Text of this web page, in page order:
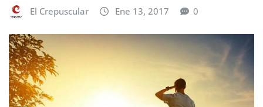
El Crepuscular Ene 13, 2017 0